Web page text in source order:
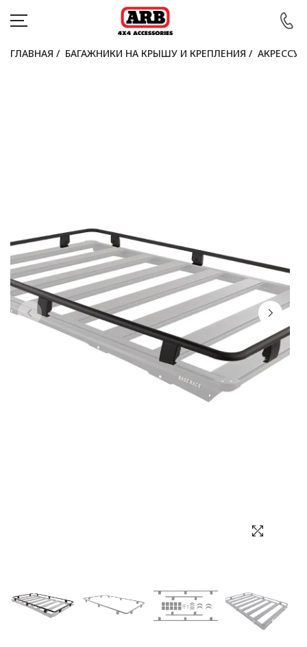
ПОКУПАТЕЛЯМ
КОНТАКТЫ
Войти
Выбор языка
ГЛАВНАЯ / БАГАЖНИКИ НА КРЫШУ И КРЕПЛЕНИЯ /